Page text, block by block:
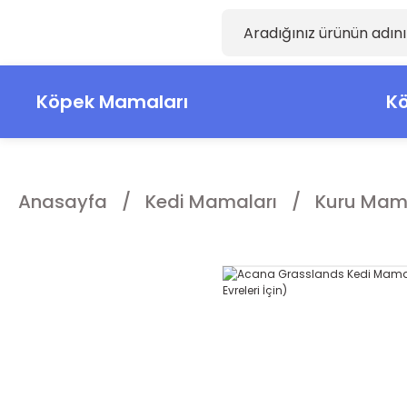
Köpek Mamaları
Anasayfa Kedi Mamaları Kuru